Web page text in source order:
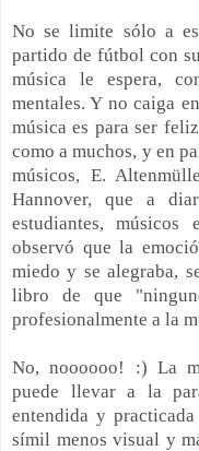
No se limite sólo a
partido de fútbol con
música le espera,
mentales. Y no caiga
música es para ser
como a muchos, y en
músicos, E.
Hannover, que a
estudiantes, músicos
observó que la
miedo y se alegraba,
libro de que
profesionalmente a la
No, noooooo! :) La
puede llevar a la
entendida y
símil menos visual y